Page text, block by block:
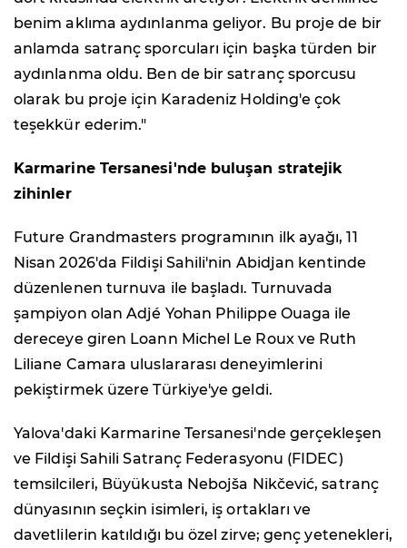
benim aklıma aydınlanma geliyor. Bu proje de bir
anlamda satranç sporcuları için başka türden bir
aydınlanma oldu. Ben de bir satranç sporcusu
olarak bu proje için Karadeniz Holding'e çok
teşekkür ederim."
Karmarine Tersanesi'nde buluşan stratejik
zihinler
Future Grandmasters programının ilk ayağı, 11
Nisan 2026'da Fildişi Sahili'nin Abidjan kentinde
düzenlenen turnuva ile başladı. Turnuvada
şampiyon olan Adjé Yohan Philippe Ouaga ile
dereceye giren Loann Michel Le Roux ve Ruth
Liliane Camara uluslararası deneyimlerini
pekiştirmek üzere Türkiye'ye geldi.
Yalova'daki Karmarine Tersanesi'nde gerçekleşen
ve Fildişi Sahili Satranç Federasyonu (FIDEC)
temsilcileri, Büyükusta Nebojša Nikčević, satranç
dünyasının seçkin isimleri, iş ortakları ve
davetlilerin katıldığı bu özel zirve; genç yetenekleri,